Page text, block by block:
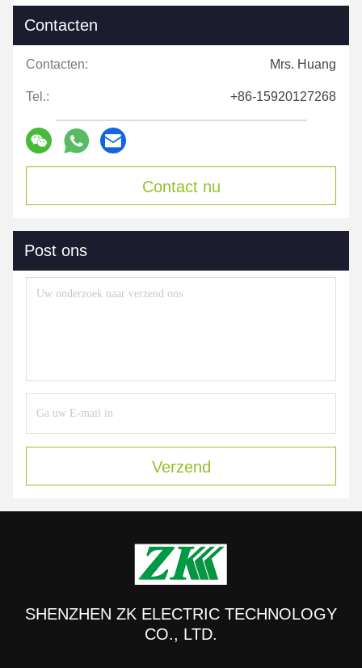
Contacten
Contacten: Mrs. Huang
Tel.: +86-15920127268
Contact nu
Post ons
Verzend
SHENZHEN ZK ELECTRIC TECHNOLOGY
CO., LTD.